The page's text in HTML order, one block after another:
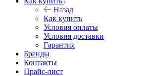
Назад
Как купить
Условия оплаты
Условия доставки
Гарантия
Бренды
Контакты
Прайс-лист